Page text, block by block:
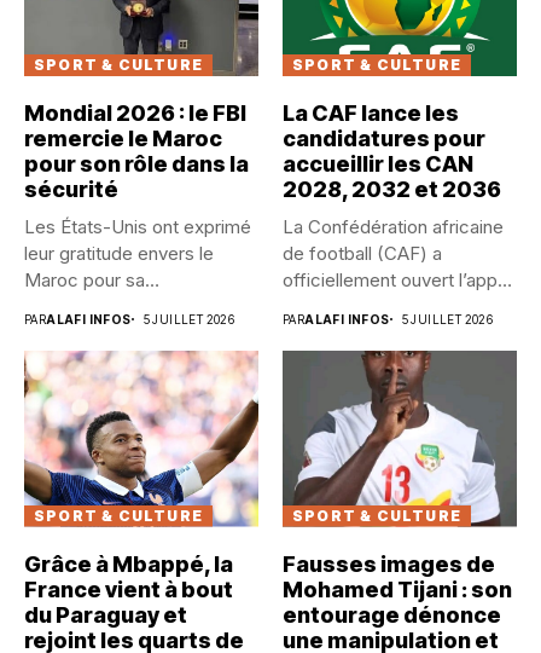
SPORT & CULTURE
Mondial 2026 : le FBI
remercie le Maroc
pour son rôle dans la
sécurité
Les États-Unis ont exprimé
leur gratitude envers le
Maroc pour sa
PARALAFI INFOS 5 JUILLET 2026
SPORT & CULTURE
La CAF lance les
candidatures pour
accueillir les CAN
2028, 2032 et 2036
La Confédération africaine
de football (CAF) a
officiellement ouvert l’appel
PARALAFI INFOS 5 JUILLET 2026
SPORT & CULTURE
Grâce à Mbappé, la
France vient à bout
du Paraguay et
rejoint les quarts de
SPORT & CULTURE
Fausses images de
Mohamed Tijani : son
entourage dénonce
une manipulation et